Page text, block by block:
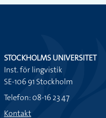
STOCKHOLMS UNIVERSITET
Inst. för lingvistik
SE-106 91 Stockholm
Telefon: 08-16 23 47
Kontakt